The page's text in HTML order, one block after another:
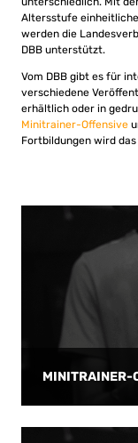
Altersstufe
werden die
DBB unterstützt.
Vom DBB gibt es für
verschiedene
erhältlich oder in
Minitrainer-Offensive
Fortbildungen wird
MINITRAINER-